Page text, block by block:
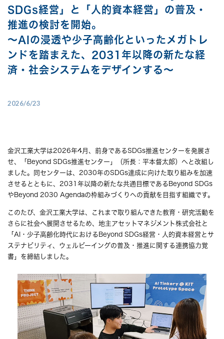
SDGs経営」と「人的資本経営」の普及・
推進の検討を開始。
～AIの浸透や少子高齢化といったメガトレ
ンドを踏まえた、2031年以降の新たな経
済・社会システムをデザインする～
2026/6/23
金沢工業大学は2026年4月、前身であるSDGs推進センターを発展さ
せ、「Beyond SDGs推進センター」（所長：平本督太郎）へと改組し
ました。同センターは、2030年のSDGs達成に向けた取り組みを加速
させるとともに、2031年以降の新たな共通目標であるBeyond SDGs
やBeyond 2030 Agendaの枠組みづくりへの貢献を目指す組織です。
このたび、金沢工業大学は、これまで取り組んできた教育・研究活動を
さらに社会へ展開させるため、地主アセットマネジメント株式会社と
「AI・少子高齢化時代におけるBeyond SDGs経営・人的資本経営とサ
ステナビリティ、ウェルビーイングの普及・推進に関する連携協力覚
書」を締結しました。